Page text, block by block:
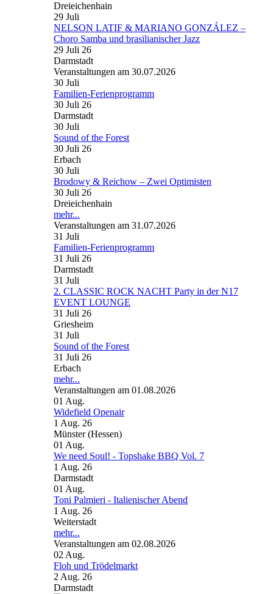
Dreieichenhain
29 Juli
NELSON LATIF & MARIANO GONZÁLEZ –
Choro Samba und brasilianischer Jazz
29 Juli 26
Darmstadt
Veranstaltungen am 30.07.2026
30 Juli
Familien-Ferienprogramm
30 Juli 26
Darmstadt
30 Juli
Sound of the Forest
30 Juli 26
Erbach
30 Juli
Brodowy & Reichow – Zwei Optimisten
30 Juli 26
Dreieichenhain
mehr...
Veranstaltungen am 31.07.2026
31 Juli
Familien-Ferienprogramm
31 Juli 26
Darmstadt
31 Juli
2. CLASSIC ROCK NACHT Party in der N17
EVENT LOUNGE
31 Juli 26
Griesheim
31 Juli
Sound of the Forest
31 Juli 26
Erbach
mehr...
Veranstaltungen am 01.08.2026
01 Aug.
Widefield Openair
1 Aug. 26
Münster (Hessen)
01 Aug.
We need Soul! - Topshake BBQ Vol. 7
1 Aug. 26
Darmstadt
01 Aug.
Toni Palmieri - Italienischer Abend
1 Aug. 26
Weiterstadt
mehr...
Veranstaltungen am 02.08.2026
02Aug.
Floh und Trödelmarkt
2 Aug. 26
Darmstadt